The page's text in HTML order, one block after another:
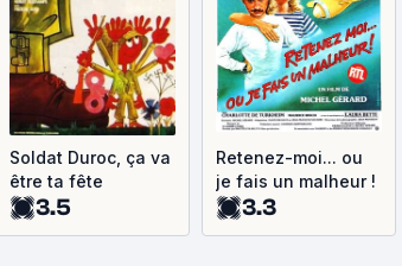
Soldat Duroc, ça va
être ta fête
3.5
Retenez-moi... ou
je fais un malheur !
3.3